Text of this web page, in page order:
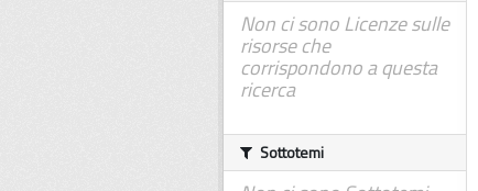
Non ci sono Licenze sulle
risorse che
corrispondono a questa
ricerca
Sottotemi